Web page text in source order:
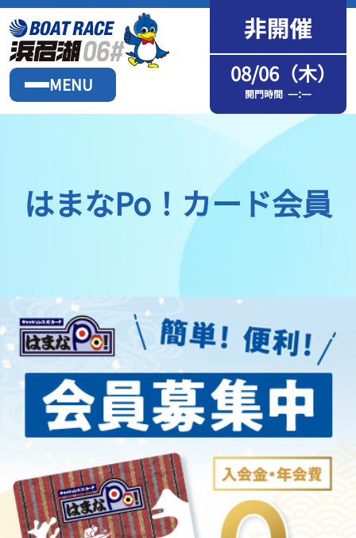
MENU 08/06（木）
開門時間 —:—
はまなPo！カード会員